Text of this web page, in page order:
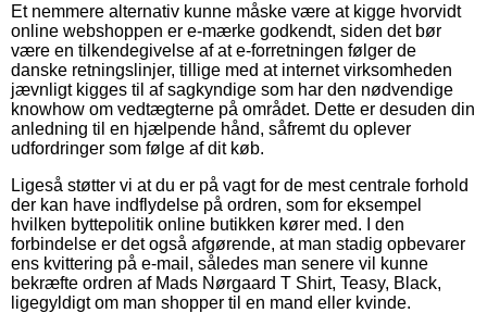
Et nemmere alternativ kunne måske være at kigge hvorvidt
online webshoppen er e-mærke godkendt, siden det bør
være en tilkendegivelse af at e-forretningen følger de
danske retningslinjer, tillige med at internet virksomheden
jævnligt kigges til af sagkyndige som har den nødvendige
knowhow om vedtægterne på området. Dette er desuden din
anledning til en hjælpende hånd, såfremt du oplever
udfordringer som følge af dit køb.
Ligeså støtter vi at du er på vagt for de mest centrale forhold
der kan have indflydelse på ordren, som for eksempel
hvilken byttepolitik online butikken kører med. I den
forbindelse er det også afgørende, at man stadig opbevarer
ens kvittering på e-mail, således man senere vil kunne
bekræfte ordren af Mads Nørgaard T Shirt, Teasy, Black,
ligegyldigt om man shopper til en mand eller kvinde.